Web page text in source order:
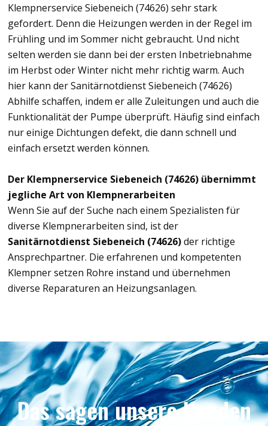
Klempnerservice Siebeneich (74626) sehr stark
gefordert. Denn die Heizungen werden in der Regel im
Frühling und im Sommer nicht gebraucht. Und nicht
selten werden sie dann bei der ersten Inbetriebnahme
im Herbst oder Winter nicht mehr richtig warm. Auch
hier kann der Sanitärnotdienst Siebeneich (74626)
Abhilfe schaffen, indem er alle Zuleitungen und auch die
Funktionalität der Pumpe überprüft. Häufig sind einfach
nur einige Dichtungen defekt, die dann schnell und
einfach ersetzt werden können.
Der Klempnerservice Siebeneich (74626) übernimmt
jegliche Art von Klempnerarbeiten
Wenn Sie auf der Suche nach einem Spezialisten für
diverse Klempnerarbeiten sind, ist der
Sanitärnotdienst Siebeneich (74626)der richtige
Ansprechpartner. Die erfahrenen und kompetenten
Klempner setzen Rohre instand und übernehmen
diverse Reparaturen an Heizungsanlagen.
Das sagen unsere Kunden